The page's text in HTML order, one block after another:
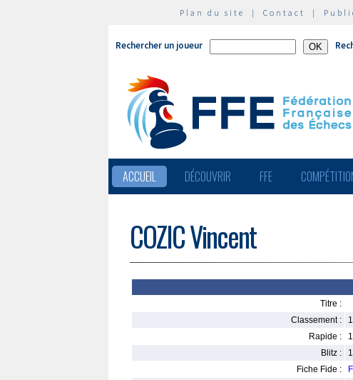
Plan du site | Contact |
Rechercher un joueur
ACCUEIL DÉCOUVRIR FFE
COZIC Vincent
Titre :
Classement :
Rapide :
Blitz :
Fiche Fide :